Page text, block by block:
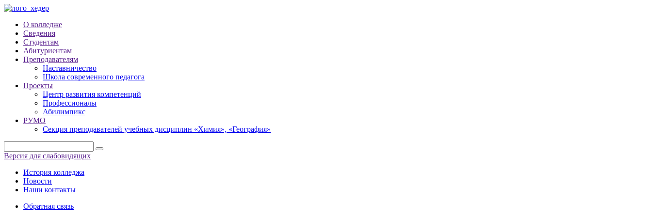
О колледже
Сведения
Студентам
Абитуриентам
Преподавателям
Наставничество
Школа современного педагога
Проекты
Центр развития компетенций
Профессионалы
Абилимпикс
РУМО
Секция преподавателей учебных дисциплин «Химия», «География»
Версия для слабовидящих
История колледжа
Новости
Наши контакты
Обратная связь